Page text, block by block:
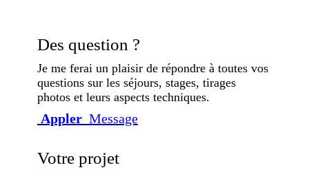
Des question ?
Je me ferai un plaisir de répondre à toutes vos
questions sur les séjours, stages, tirages
photos et leurs aspects techniques.
Appler Message
Votre projet